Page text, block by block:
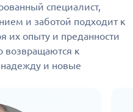
специалист,
и заботой подходит к
их опыту и преданности
возвращаются к
и новые